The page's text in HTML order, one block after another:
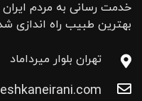
خدمت رسانی به مردم
بهترین طبیب راه اندازی
تهران بلوار میرداماد